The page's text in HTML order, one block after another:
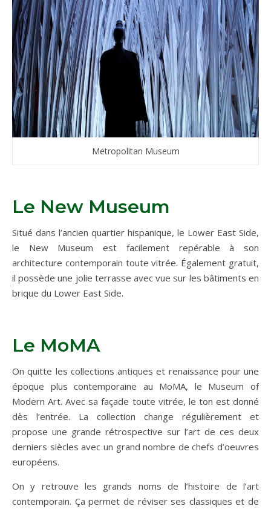
Metropolitan Museum
Le New Museum
Situé dans l’ancien quartier hispanique, le Lower East Side,
le New Museum est facilement repérable à son
architecture contemporain toute vitrée. Également gratuit,
il possède une jolie terrasse avec vue sur les bâtiments en
brique du Lower East Side.
Le MoMA
On quitte les collections antiques et renaissance pour une
époque plus contemporaine au MoMA, le Museum of
Modern Art. Avec sa façade toute vitrée, le ton est donné
dès l’entrée. La collection change régulièrement et
propose une grande rétrospective sur l’art de ces deux
derniers siècles avec un grand nombre de chefs d’oeuvres
européens.
On y retrouve les grands noms de l’histoire de l’art
contemporain. Ça permet de réviser ses classiques et de